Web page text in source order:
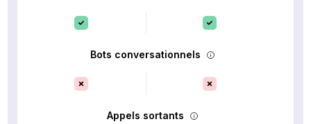
Bots conversationnels
Appels sortants